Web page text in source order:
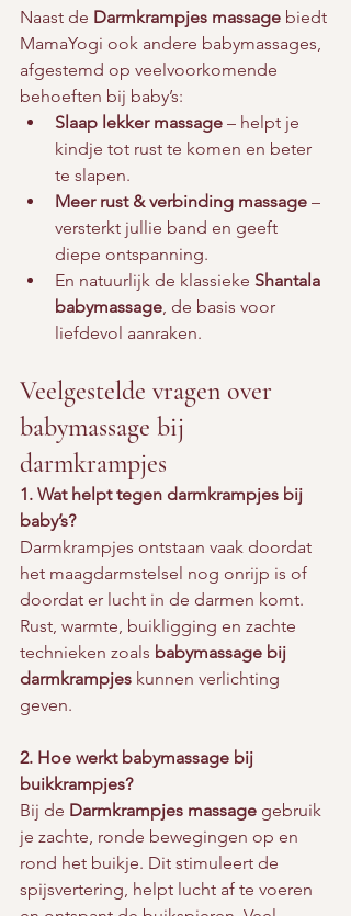
Naast de Darmkrampjes massage biedt
MamaYogi ook andere babymassages,
afgestemd op veelvoorkomende
behoeften bij baby’s:
Slaap lekker massage – helpt je
kindje tot rust te komen en beter
te slapen.
Meer rust & verbinding massage –
versterkt jullie band en geeft
diepe ontspanning.
En natuurlijk de klassieke Shantala
babymassage, de basis voor
liefdevol aanraken.
Veelgestelde vragen over
babymassage bij
darmkrampjes
1. Wat helpt tegen darmkrampjes bij
baby’s?
Darmkrampjes ontstaan vaak doordat
het maagdarmstelsel nog onrijp is of
doordat er lucht in de darmen komt.
Rust, warmte, buikligging en zachte
technieken zoals babymassage bij
darmkrampjes kunnen verlichting
geven.
2. Hoe werkt babymassage bij
buikkrampjes?
Bij de Darmkrampjes massage gebruik
je zachte, ronde bewegingen op en
rond het buikje. Dit stimuleert de
spijsvertering, helpt lucht af te voeren